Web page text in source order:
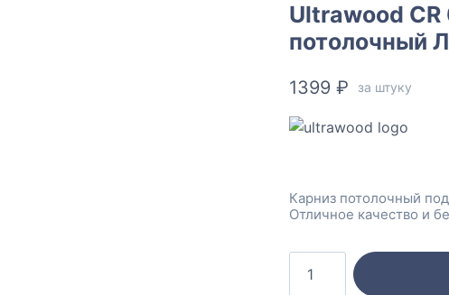
Ultrawood
потолочный
1399 ₽ за штуку
Карниз потолочный
Отличное качество и
Количество
товара